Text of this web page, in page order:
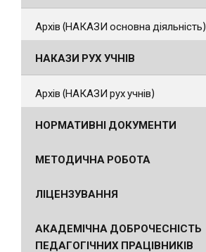
Архів (НАКАЗИ основна діяльність)
НАКАЗИ РУХ УЧНІВ
Архів (НАКАЗИ рух учнів)
НОРМАТИВНІ ДОКУМЕНТИ
МЕТОДИЧНА РОБОТА
ЛІЦЕНЗУВАННЯ
АКАДЕМІЧНА ДОБРОЧЕСНІСТЬ
ПЕДАГОГІЧНИХ ПРАЦІВНИКІВ